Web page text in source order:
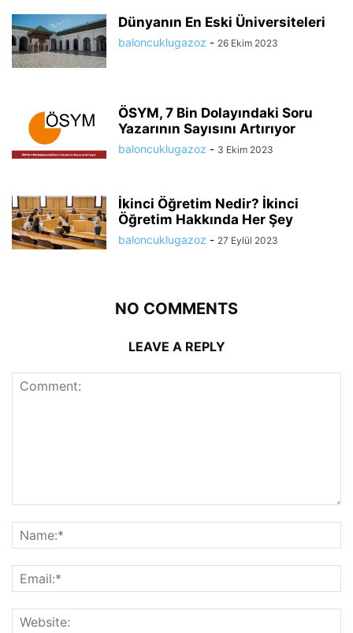
Dünyanın En Eski Üniversiteleri
baloncuklugazoz - 26 Ekim 2023
ÖSYM, 7 Bin Dolayındaki Soru
Yazarının Sayısını Artırıyor
baloncuklugazoz - 3 Ekim 2023
İkinci Öğretim Nedir? İkinci
Öğretim Hakkında Her Şey
baloncuklugazoz - 27 Eylül 2023
NO COMMENTS
LEAVE A REPLY